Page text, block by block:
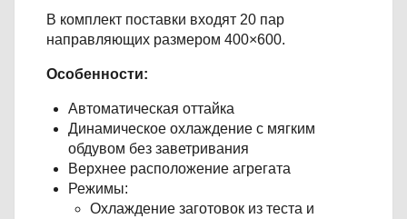
В комплект поставки входят 20 пар
направляющих размером 400×600.
Особенности:
Автоматическая оттайка
Динамическое охлаждение с мягким
обдувом без заветривания
Верхнее расположение агрегата
Режимы:
Охлаждение заготовок из теста и